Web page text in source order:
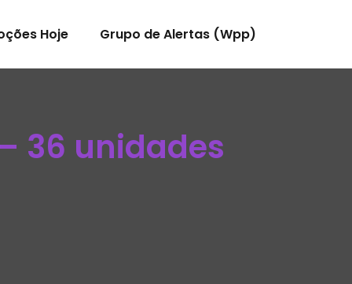
Hoje Grupo de Alertas (Wpp)
36 unidades